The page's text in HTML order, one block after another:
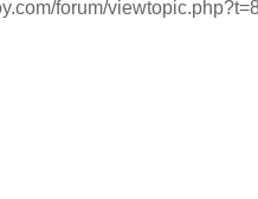
forum/